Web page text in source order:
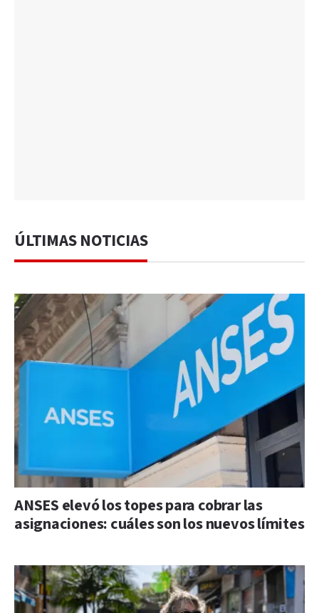
ÚLTIMAS NOTICIAS
ANSES elevó los topes para cobrar las
asignaciones: cuáles son los nuevos límites